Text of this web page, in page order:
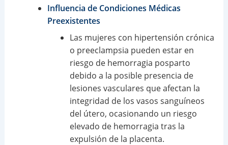
Influencia de Condiciones Médicas
Preexistentes
Las mujeres con hipertensión crónica
o preeclampsia pueden estar en
riesgo de hemorragia posparto
debido a la posible presencia de
lesiones vasculares que afectan la
integridad de los vasos sanguíneos
del útero, ocasionando un riesgo
elevado de hemorragia tras la
expulsión de la placenta.